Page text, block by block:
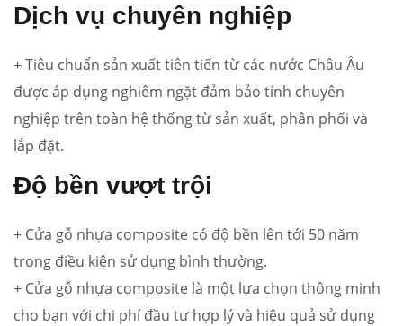
Dịch vụ chuyên nghiệp
+ Tiêu chuẩn sản xuất tiên tiến từ các nước Châu Âu
được áp dụng nghiêm ngặt đảm bảo tính chuyên
nghiệp trên toàn hệ thống từ sản xuất, phân phối và
lắp đặt.
Độ bền vượt trội
+ Cửa gỗ nhựa composite có độ bền lên tới 50 năm
trong điều kiện sử dụng bình thường.
+ Cửa gỗ nhựa composite là một lựa chọn thông minh
cho bạn với chi phí đầu tư hợp lý và hiệu quả sử dụng